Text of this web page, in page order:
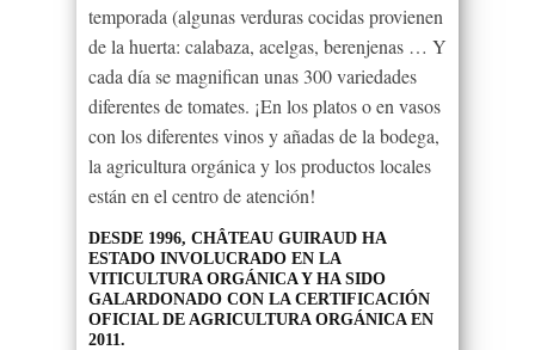
temporada (algunas verduras cocidas provienen
de la huerta: calabaza, acelgas, berenjenas … Y
cada día se magnifican unas 300 variedades
diferentes de tomates. ¡En los platos o en vasos
con los diferentes vinos y añadas de la bodega,
la agricultura orgánica y los productos locales
están en el centro de atención!
DESDE 1996, CHÂTEAU GUIRAUD HA
ESTADO INVOLUCRADO EN LA
VITICULTURA ORGÁNICA Y HA SIDO
GALARDONADO CON LA CERTIFICACIÓN
OFICIAL DE AGRICULTURA ORGÁNICA EN
2011.